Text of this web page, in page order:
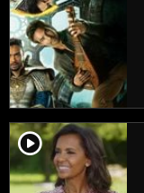
player2